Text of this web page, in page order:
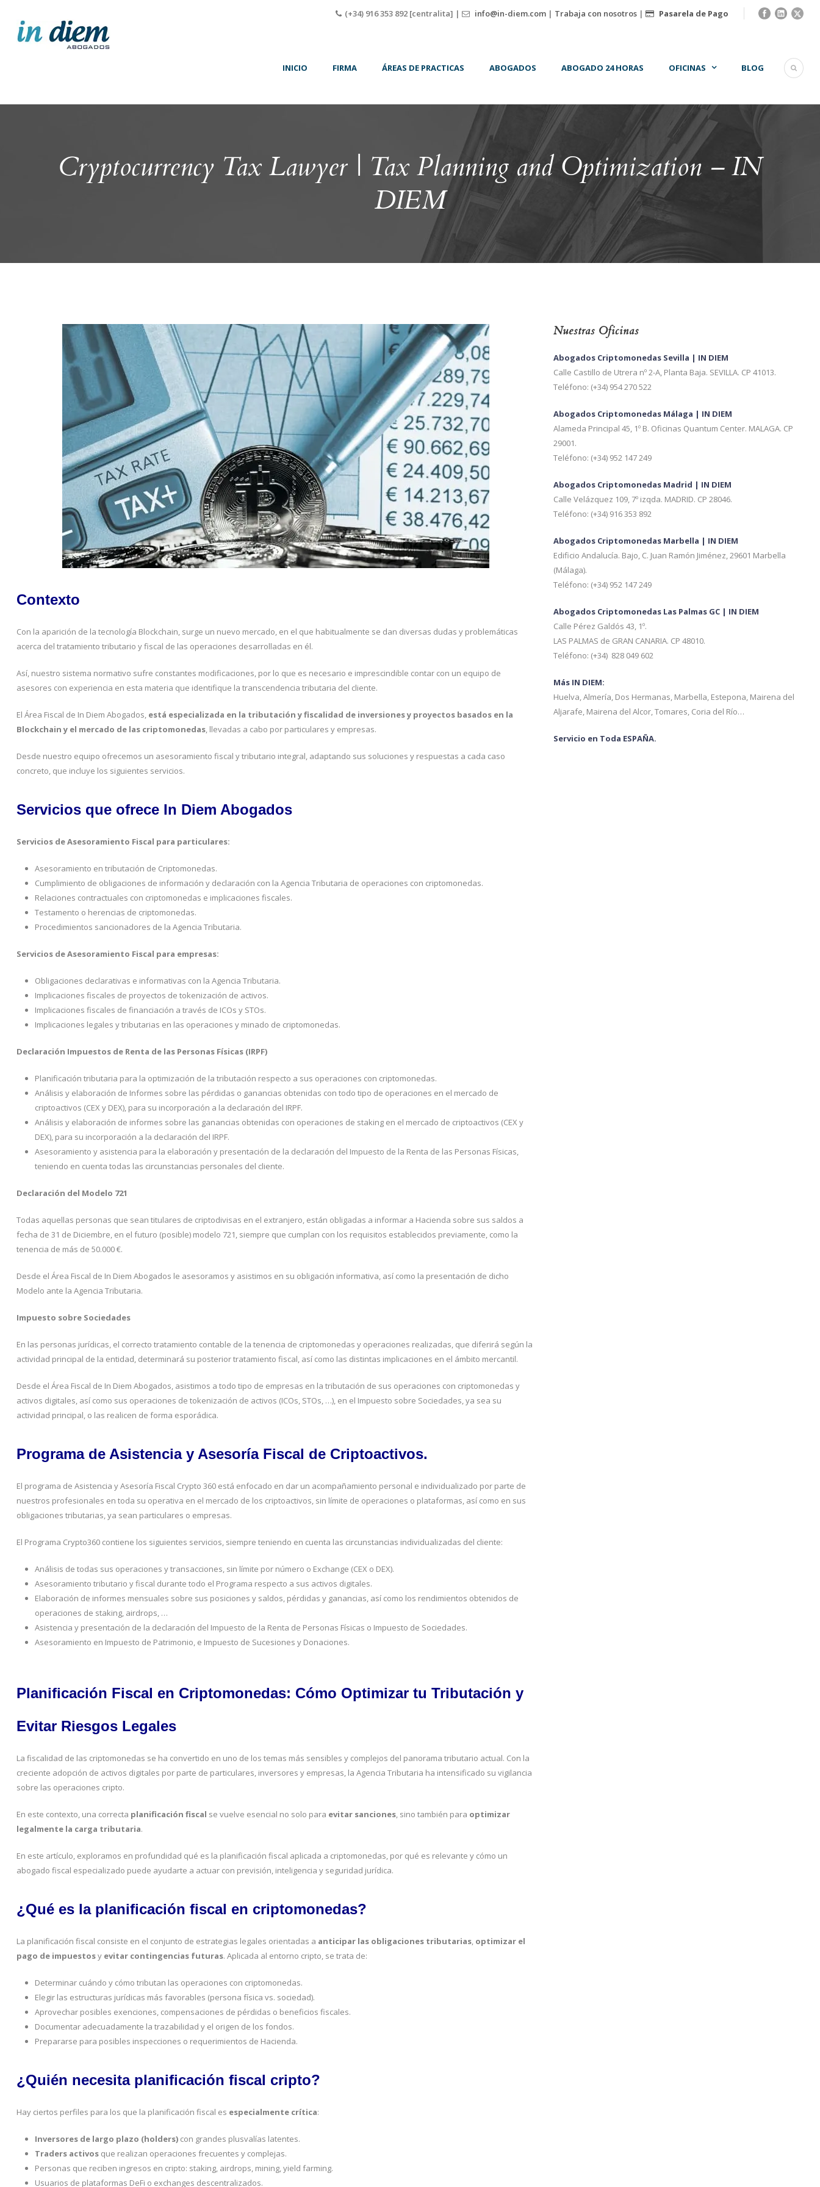
(+34) 916 353 892 [centralita] | info@in-diem.com | Trabaja con nosotros | Pasarela de Pago
INICIO FIRMA ÁREAS DE PRACTICAS ABOGADOS ABOGADO 24 HORAS OFICINAS BLOG
Cryptocurrency Tax Lawyer | Tax Planning and Optimization – IN
DIEM
Contexto
Con la aparición de la tecnología Blockchain, surge un nuevo mercado, en el que habitualmente se dan diversas dudas y problemáticas
acerca del tratamiento tributario y fiscal de las operaciones desarrolladas en él.
Así, nuestro sistema normativo sufre constantes modificaciones, por lo que es necesario e imprescindible contar con un equipo de
asesores con experiencia en esta materia que identifique la transcendencia tributaria del cliente.
El Área Fiscal de In Diem Abogados, está especializada en la tributación yfiscalidad de inversiones y proyectos basados en la
Blockchain y el mercado de las criptomonedas, llevadas a cabo por particulares y empresas.
Desde nuestro equipo ofrecemos un asesoramiento fiscal y tributario integral, adaptando sus soluciones y respuestas a cada caso
concreto, que incluye los siguientes servicios.
Servicios que ofrece In Diem Abogados
Servicios de Asesoramiento Fiscal para particulares:
Asesoramiento en tributación de Criptomonedas.
Cumplimiento de obligaciones de información y declaración con la Agencia Tributaria de operaciones con criptomonedas.
Relaciones contractuales con criptomonedas e implicaciones fiscales.
Testamento o herencias de criptomonedas.
Procedimientos sancionadores de la Agencia Tributaria.
Servicios de Asesoramiento Fiscal para empresas:
Obligaciones declarativas e informativas con la Agencia Tributaria.
Implicaciones fiscales de proyectos de tokenización de activos.
Implicaciones fiscales de financiación a través de ICOs y STOs.
Implicaciones legales y tributarias en las operaciones y minado de criptomonedas.
Declaración Impuestos de Renta de las Personas Físicas (IRPF)
Planificación tributaria para la optimización de la tributación respecto a sus operaciones con criptomonedas.
Análisis y elaboración de Informes sobre las pérdidas o ganancias obtenidas con todo tipo de operaciones en el mercado de
criptoactivos (CEX y DEX), para su incorporación a la declaración del IRPF.
Análisis y elaboración de informes sobre las ganancias obtenidas con operaciones de staking en el mercado de criptoactivos (CEX y
DEX), para su incorporación a la declaración del IRPF.
Asesoramiento y asistencia para la elaboración y presentación de la declaración del Impuesto de la Renta de las Personas Físicas,
teniendo en cuenta todas las circunstancias personales del cliente.
Declaración del Modelo 721
Todas aquellas personas que sean titulares de criptodivisas en el extranjero, están obligadas a informar a Hacienda sobre sus saldos a
fecha de 31 de Diciembre, en el futuro (posible) modelo 721, siempre que cumplan con los requisitos establecidos previamente, como la
tenencia de más de 50.000 €.
Desde el Área Fiscal de In Diem Abogados le asesoramos y asistimos en su obligación informativa, así como la presentación de dicho
Modelo ante la Agencia Tributaria.
Impuesto sobre Sociedades
En las personas jurídicas, el correcto tratamiento contable de la tenencia de criptomonedas y operaciones realizadas, que diferirá según la
actividad principal de la entidad, determinará su posterior tratamiento fiscal, así como las distintas implicaciones en el ámbito mercantil.
Desde el Área Fiscal de In Diem Abogados, asistimos a todo tipo de empresas en la tributación de sus operaciones con criptomonedas y
activos digitales, así como sus operaciones de tokenización de activos (ICOs, STOs, …), en el Impuesto sobre Sociedades, ya sea su
actividad principal, o las realicen de forma esporádica.
Programa de Asistencia y Asesoría Fiscal de Criptoactivos.
El programa de Asistencia y Asesoría Fiscal Crypto 360 está enfocado en dar un acompañamiento personal e individualizado por parte de
nuestros profesionales en toda su operativa en el mercado de los criptoactivos, sin límite de operaciones o plataformas, así como en sus
obligaciones tributarias, ya sean particulares o empresas.
El Programa Crypto360 contiene los siguientes servicios, siempre teniendo en cuenta las circunstancias individualizadas del cliente:
Análisis de todas sus operaciones y transacciones, sin límite por número o Exchange (CEX o DEX).
Asesoramiento tributario y fiscal durante todo el Programa respecto a sus activos digitales.
Elaboración de informes mensuales sobre sus posiciones y saldos, pérdidas y ganancias, así como los rendimientos obtenidos de
operaciones de staking, airdrops, …
Asistencia y presentación de la declaración del Impuesto de la Renta de Personas Físicas o Impuesto de Sociedades.
Asesoramiento en Impuesto de Patrimonio, e Impuesto de Sucesiones y Donaciones.
Planificación Fiscal en Criptomonedas: Cómo Optimizar tu Tributación y
Evitar Riesgos Legales
La fiscalidad de las criptomonedas se ha convertido en uno de los temas más sensibles y complejos del panorama tributario actual. Con la
creciente adopción de activos digitales por parte de particulares, inversores y empresas, la Agencia Tributaria ha intensificado su vigilancia
sobre las operaciones cripto.
En este contexto, una correcta planificación fiscal se vuelve esencial no solo para evitar sanciones, sino también para optimizar
legalmente la carga tributaria.
En este artículo, exploramos en profundidad qué es la planificación fiscal aplicada a criptomonedas, por qué es relevante y cómo un
abogado fiscal especializado puede ayudarte a actuar con previsión, inteligencia y seguridad jurídica.
¿Qué es la planificación fiscal en criptomonedas?
La planificación fiscal consiste en el conjunto de estrategias legales orientadas a anticipar las obligaciones tributarias, optimizar el
pago de impuestosy evitar contingencias futuras. Aplicada al entorno cripto, se trata de:
Determinar cuándo y cómo tributan las operaciones con criptomonedas.
Elegir las estructuras jurídicas más favorables (persona física vs. sociedad).
Aprovechar posibles exenciones, compensaciones de pérdidas o beneficios fiscales.
Documentar adecuadamente la trazabilidad y el origen de los fondos.
Prepararse para posibles inspecciones o requerimientos de Hacienda.
¿Quién necesita planificación fiscal cripto?
Hay ciertos perfiles para los que la planificación fiscal es especialmente crítica:
Inversores de largo plazo (holders) con grandes plusvalías latentes.
Traders activos que realizan operaciones frecuentes y complejas.
Personas que reciben ingresos en cripto: staking, airdrops, mining, yield farming.
Usuarios de plataformas DeFi o exchanges descentralizados.
Nuestras Oficinas
Abogados Criptomonedas Sevilla | IN DIEM
Calle Castillo de Utrera nº 2-A, Planta Baja. SEVILLA. CP 41013.
Teléfono: (+34) 954 270 522
Abogados Criptomonedas Málaga | IN DIEM
Alameda Principal 45, 1º B. Oficinas Quantum Center. MALAGA. CP
29001.
Teléfono: (+34) 952 147 249
Abogados Criptomonedas Madrid | IN DIEM
Calle Velázquez 109, 7º izqda. MADRID. CP 28046.
Teléfono: (+34) 916 353 892
Abogados Criptomonedas Marbella | IN DIEM
Edificio Andalucía. Bajo, C. Juan Ramón Jiménez, 29601 Marbella
(Málaga).
Teléfono: (+34) 952 147 249
Abogados Criptomonedas Las Palmas GC | IN DIEM
Calle Pérez Galdós 43, 1º.
LAS PALMAS de GRAN CANARIA. CP 48010.
Teléfono: (+34) 828 049 602
Más IN DIEM:
Huelva, Almería, Dos Hermanas, Marbella, Estepona, Mairena del
Aljarafe, Mairena del Alcor, Tomares, Coria del Río…
Servicio en Toda ESPAÑA.